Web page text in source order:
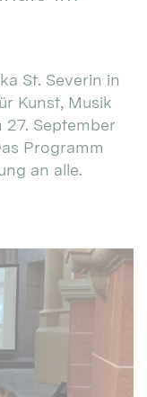
St. Severin in
Kunst, Musik
27. September
Programm
an alle.